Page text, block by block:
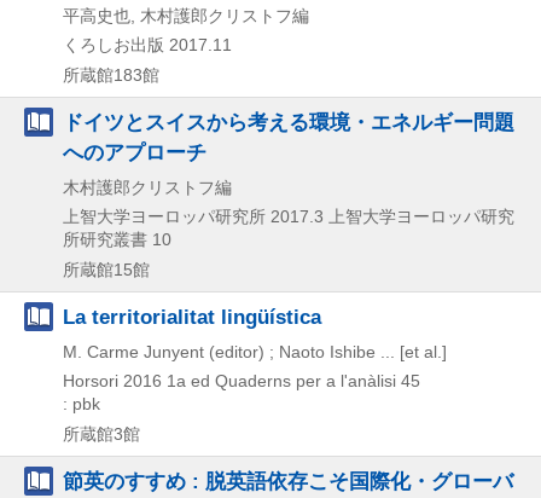
平高史也, 木村護郎クリストフ編
くろしお出版 2017.11
所蔵館183館
ドイツとスイスから考える環境・エネルギー問題
へのアプローチ
木村護郎クリストフ編
上智大学ヨーロッパ研究所 2017.3
上智大学ヨーロッパ研究
所研究叢書 10
所蔵館15館
La territorialitat lingüística
M. Carme Junyent (editor) ; Naoto Ishibe ... [et al.]
Horsori 2016 1a ed Quaderns per a l'anàlisi 45
: pbk
所蔵館3館
節英のすすめ : 脱英語依存こそ国際化・グローバ